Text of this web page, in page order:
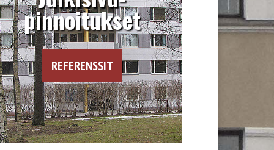
pinnoitukset
REFERENSSIT